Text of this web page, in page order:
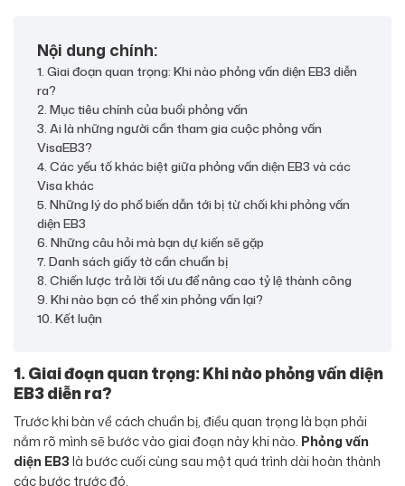
Nội dung chính:
1. Giai đoạn quan trọng: Khi nào phỏng vấn diện EB3 diễn
ra?
2. Mục tiêu chính của buổi phỏng vấn
3. Ai là những người cần tham gia cuộc phỏng vấn
VisaEB3?
4. Các yếu tố khác biệt giữa phỏng vấn diện EB3 và các
Visa khác
5. Những lý do phổ biến dẫn tới bị từ chối khi phỏng vấn
diện EB3
6. Những câu hỏi mà bạn dự kiến sẽ gặp
7. Danh sách giấy tờ cần chuẩn bị
8. Chiến lược trả lời tối ưu để nâng cao tỷ lệ thành công
9. Khi nào bạn có thể xin phỏng vấn lại?
10. Kết luận
1. Giai đoạn quan trọng: Khi nào phỏng vấn diện
EB3 diễn ra?
Trước khi bàn về cách chuẩn bị, điều quan trọng là bạn phải
nắm rõ mình sẽ bước vào giai đoạn này khi nào. Phỏng vấn
diện EB3là bước cuối cùng sau một quá trình dài hoàn thành
các bước trước đó.